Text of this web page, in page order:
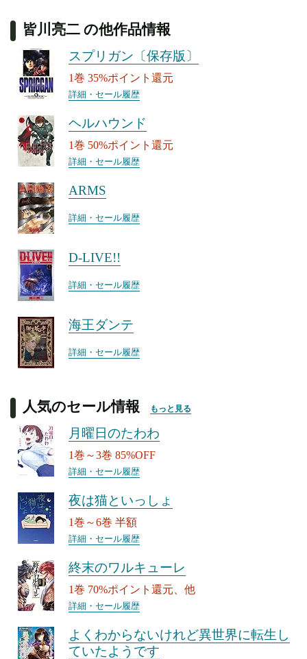
皆川亮二 の他作品情報
スプリガン〔保存版〕
1巻 35%ポイント還元
詳細・セール履歴
ヘルハウンド
1巻 50%ポイント還元
詳細・セール履歴
ARMS
詳細・セール履歴
D-LIVE!!
詳細・セール履歴
海王ダンテ
詳細・セール履歴
人気のセール情報 もっと見る
月曜日のたわわ
1巻～3巻 85%OFF
詳細・セール履歴
夜は猫といっしょ
1巻～6巻 半額
詳細・セール履歴
終末のワルキューレ
1巻 70%ポイント還元、他
詳細・セール履歴
よくわからないけれど異世界に転生し
ていたようです